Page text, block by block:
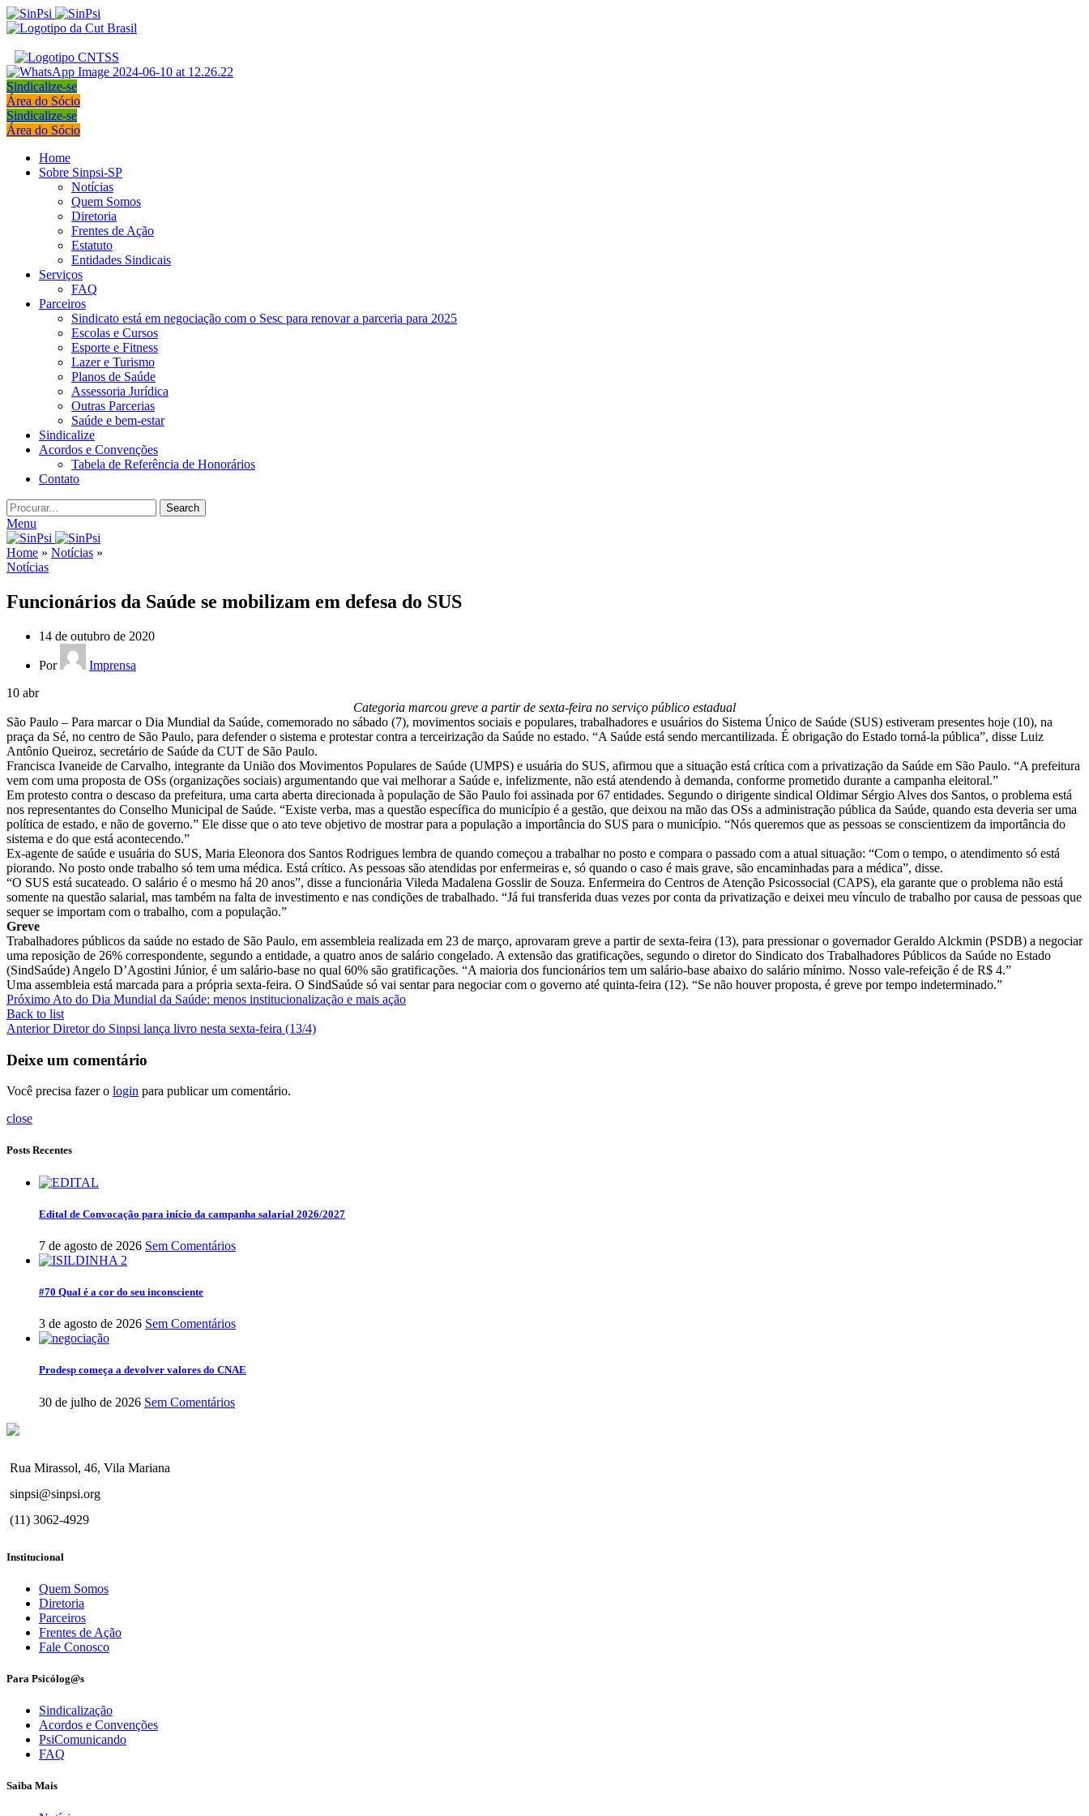
Sindicalize-se
Área do Sócio
Sindicalize-se
Área do Sócio
Home
Sobre Sinpsi-SP
Notícias
Quem Somos
Diretoria
Frentes de Ação
Estatuto
Entidades Sindicais
Serviços
FAQ
Parceiros
Sindicato está em negociação com o Sesc para renovar a parceria para 2025
Escolas e Cursos
Esporte e Fitness
Lazer e Turismo
Planos de Saúde
Assessoria Jurídica
Outras Parcerias
Saúde e bem-estar
Sindicalize
Acordos e Convenções
Tabela de Referência de Honorários
Contato
Search
Menu
Home » Notícias »
Notícias
Funcionários da Saúde se mobilizam em defesa do SUS
14 de outubro de 2020
Por
Imprensa
10 abr
Categoria marcou greve a partir de sexta-feira no serviço público estadual
São Paulo – Para marcar o Dia Mundial da Saúde, comemorado no sábado (7), movimentos sociais e populares, trabalhadores e usuários do Sistema Único de Saúde (SUS) estiveram presentes hoje (10), na
praça da Sé, no centro de São Paulo, para defender o sistema e protestar contra a terceirização da Saúde no estado. “A Saúde está sendo mercantilizada. É obrigação do Estado torná-la pública”, disse Luiz
Antônio Queiroz, secretário de Saúde da CUT de São Paulo.
Francisca Ivaneide de Carvalho, integrante da União dos Movimentos Populares de Saúde (UMPS) e usuária do SUS, afirmou que a situação está crítica com a privatização da Saúde em São Paulo. “A prefeitura
vem com uma proposta de OSs (organizações sociais) argumentando que vai melhorar a Saúde e, infelizmente, não está atendendo à demanda, conforme prometido durante a campanha eleitoral.”
Em protesto contra o descaso da prefeitura, uma carta aberta direcionada à população de São Paulo foi assinada por 67 entidades. Segundo o dirigente sindical Oldimar Sérgio Alves dos Santos, o problema está
nos representantes do Conselho Municipal de Saúde. “Existe verba, mas a questão específica do município é a gestão, que deixou na mão das OSs a administração pública da Saúde, quando esta deveria ser uma
política de estado, e não de governo.” Ele disse que o ato teve objetivo de mostrar para a população a importância do SUS para o município. “Nós queremos que as pessoas se conscientizem da importância do
sistema e do que está acontecendo.”
Ex-agente de saúde e usuária do SUS, Maria Eleonora dos Santos Rodrigues lembra de quando começou a trabalhar no posto e compara o passado com a atual situação: “Com o tempo, o atendimento só está
piorando. No posto onde trabalho só tem uma médica. Está crítico. As pessoas são atendidas por enfermeiras e, só quando o caso é mais grave, são encaminhadas para a médica”, disse.
“O SUS está sucateado. O salário é o mesmo há 20 anos”, disse a funcionária Vileda Madalena Gosslir de Souza. Enfermeira do Centros de Atenção Psicossocial (CAPS), ela garante que o problema não está
somente na questão salarial, mas também na falta de investimento e nas condições de trabalhado. “Já fui transferida duas vezes por conta da privatização e deixei meu vínculo de trabalho por causa de pessoas que
sequer se importam com o trabalho, com a população.”
Greve
Trabalhadores públicos da saúde no estado de São Paulo, em assembleia realizada em 23 de março, aprovaram greve a partir de sexta-feira (13), para pressionar o governador Geraldo Alckmin (PSDB) a negociar
uma reposição de 26% correspondente, segundo a entidade, a quatro anos de salário congelado. A extensão das gratificações, segundo o diretor do Sindicato dos Trabalhadores Públicos da Saúde no Estado
(SindSaúde) Angelo D’Agostini Júnior, é um salário-base no qual 60% são gratificações. “A maioria dos funcionários tem um salário-base abaixo do salário mínimo. Nosso vale-refeição é de R$ 4.”
Uma assembleia está marcada para a própria sexta-feira. O SindSaúde só vai sentar para negociar com o governo até quinta-feira (12). “Se não houver proposta, é greve por tempo indeterminado.”
Próximo Ato do Dia Mundial da Saúde: menos institucionalização e mais ação
Back to list
Anterior Diretor do Sinpsi lança livro nesta sexta-feira (13/4)
Deixe um comentário
Você precisa fazer o login para publicar um comentário.
close
Posts Recentes
Edital de Convocação para início da campanha salarial 2026/2027
7 de agosto de 2026 Sem Comentários
#70 Qual é a cor do seu inconsciente
3 de agosto de 2026 Sem Comentários
Prodesp começa a devolver valores do CNAE
30 de julho de 2026 Sem Comentários
Rua Mirassol, 46, Vila Mariana
sinpsi@sinpsi.org
(11) 3062-4929
Institucional
Quem Somos
Diretoria
Parceiros
Frentes de Ação
Fale Conosco
Para Psicólog@s
Sindicalização
Acordos e Convenções
PsiComunicando
FAQ
Saiba Mais